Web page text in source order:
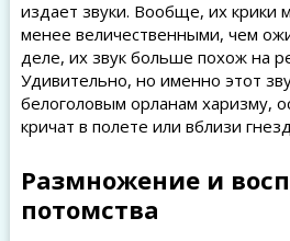
издает звуки. Вообще, их крики
менее величественными, чем
деле, их звук больше похож на
Удивительно, но именно этот
белоголовым орланам харизму,
кричат в полете или вблизи
Размножение и
потомства